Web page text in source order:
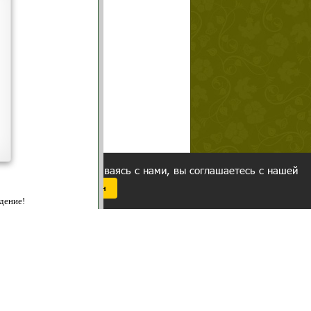
cookies. Оставаясь с нами, вы соглашаетесь с нашей
Согласен